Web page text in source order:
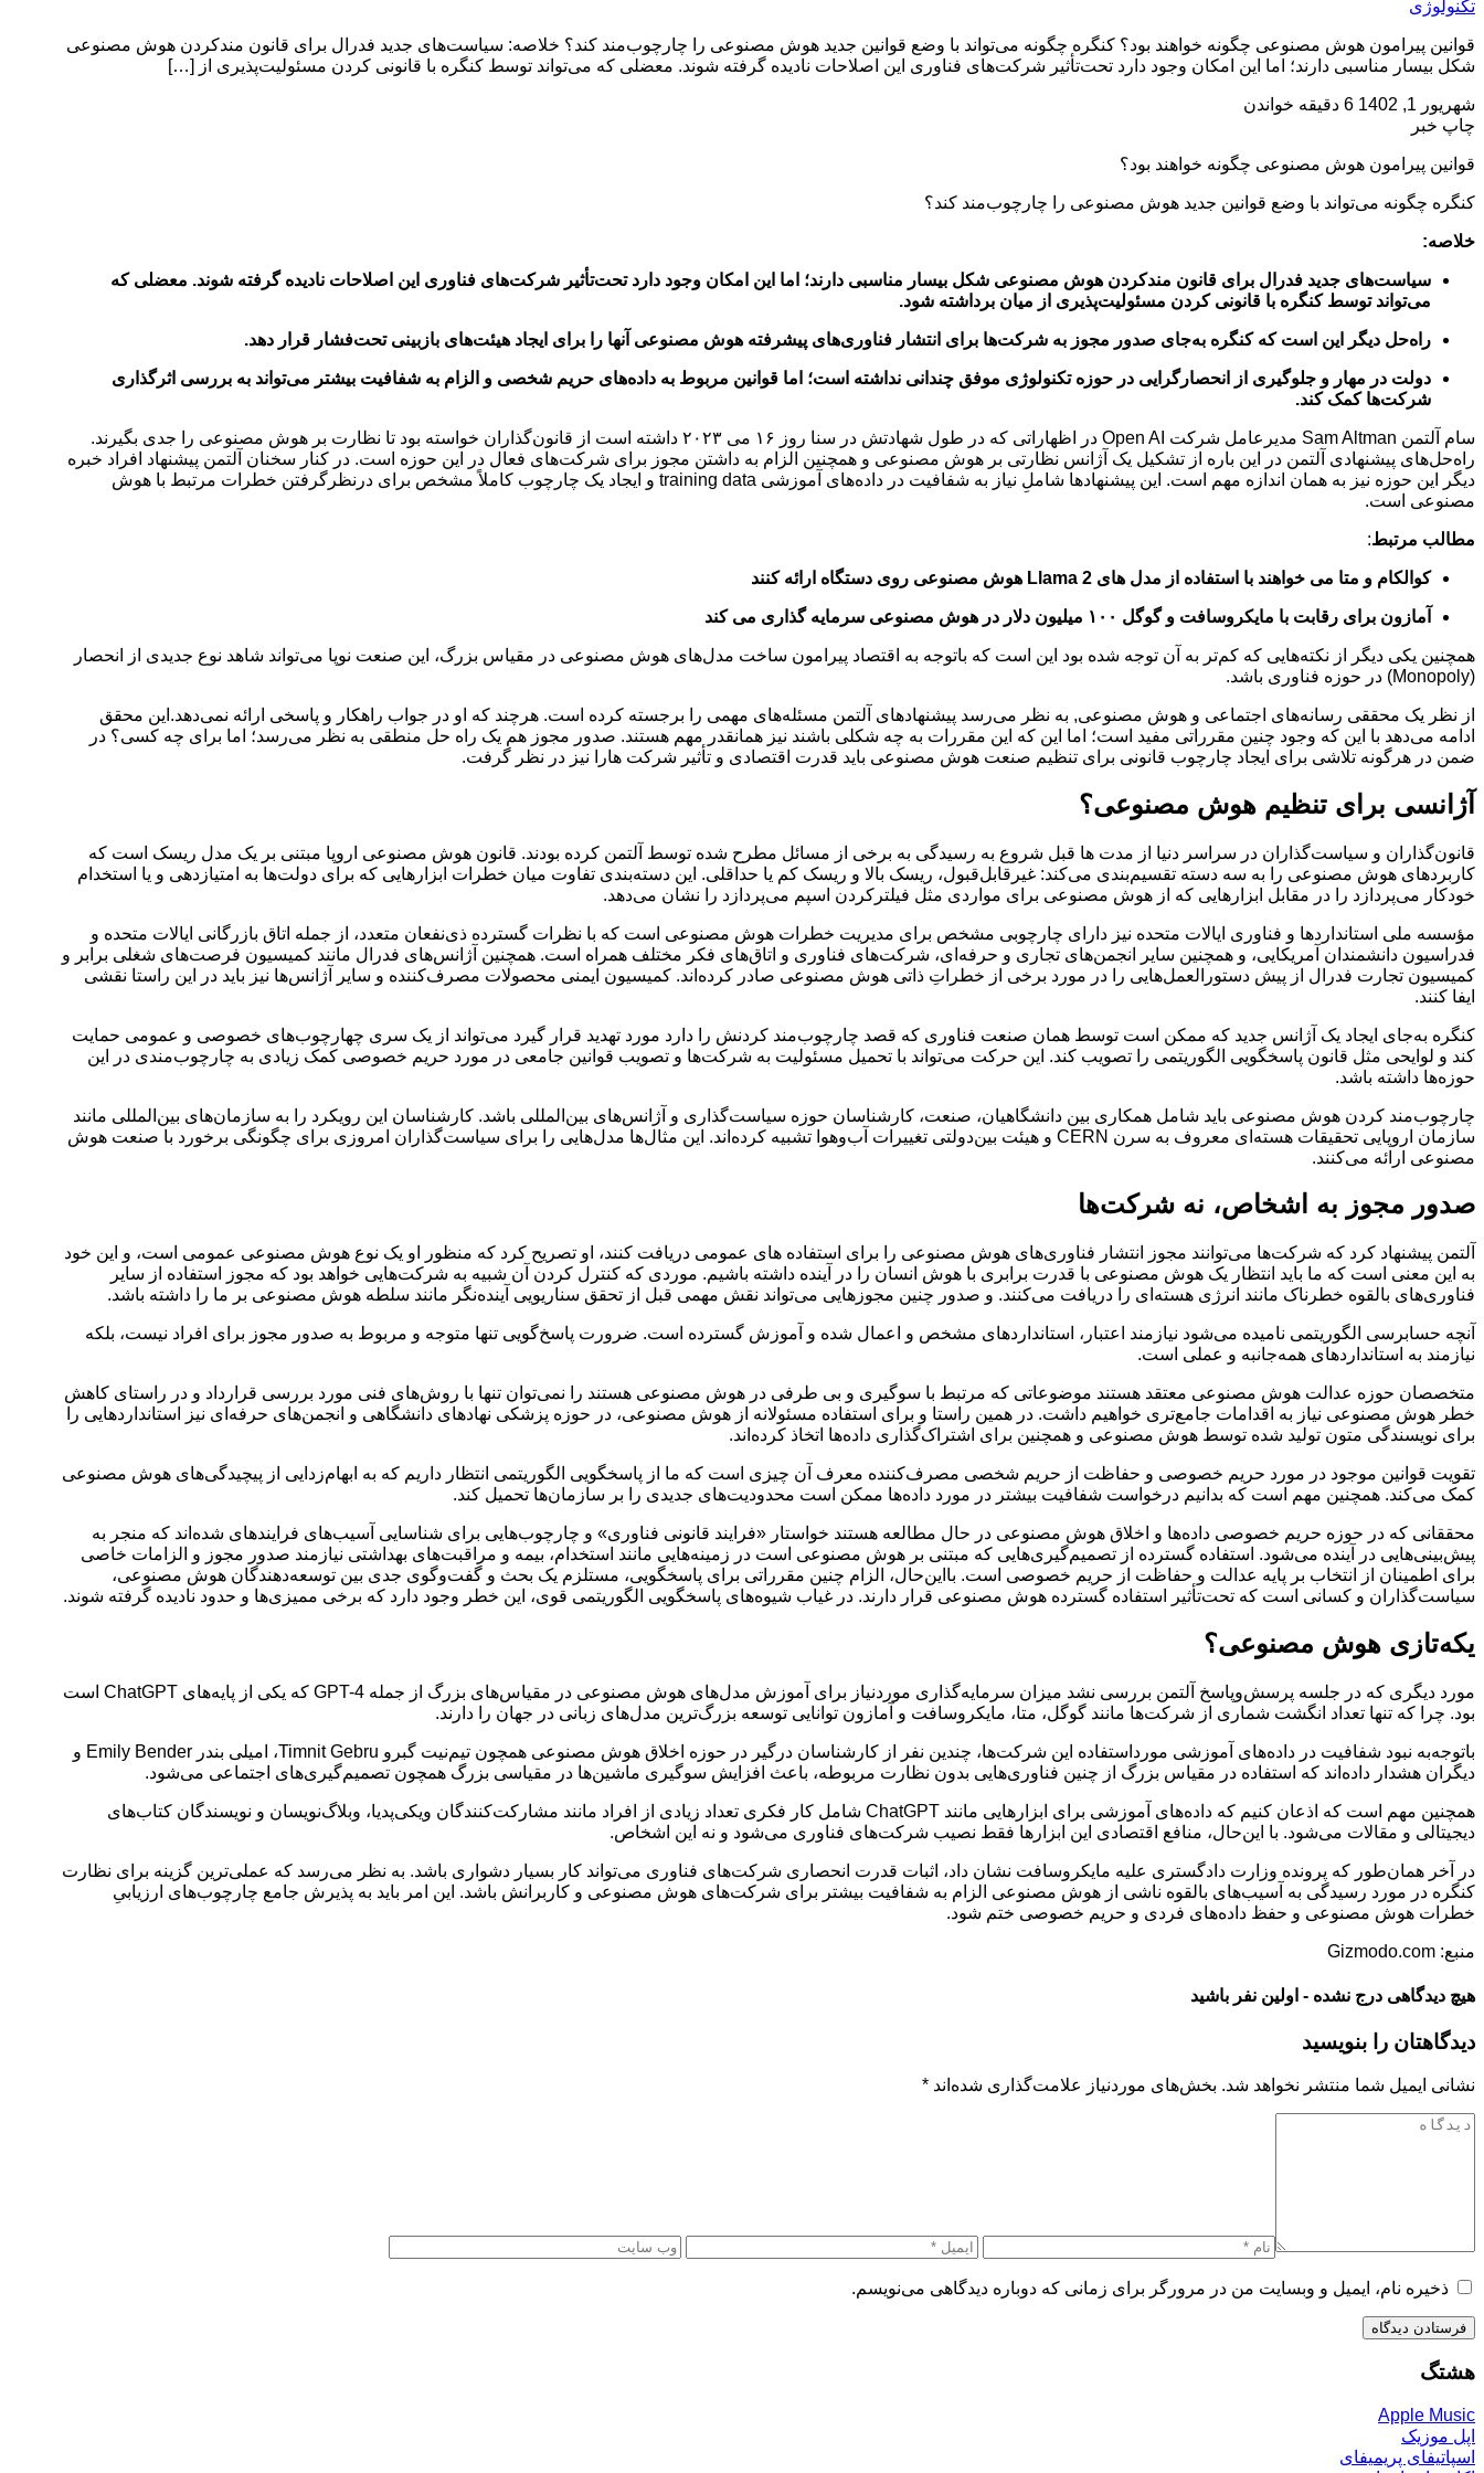
تکنولوژی
قوانین پیرامون هوش مصنوعی چگونه خواهند بود؟ کنگره چگونه می‌تواند با وضع قوانین جدید هوش مصنوعی را چارچوب‌مند کند؟ خلاصه: سیاست‌های جدید فدرال برای قانون مندکردن هوش مصنوعی
شکل بیسار مناسبی دارند؛ اما این امکان وجود دارد تحت‌تأثیر شرکت‌های فناوری این اصلاحات نادیده گرفته شوند. معضلی که می‌تواند توسط کنگره با قانونی کردن مسئولیت‌پذیری از […]
شهریور 1, 1402
6 دقیقه خواندن
چاپ خبر
قوانین پیرامون هوش مصنوعی چگونه خواهند بود؟
کنگره چگونه می‌تواند با وضع قوانین جدید هوش مصنوعی را چارچوب‌مند کند؟
خلاصه:
سیاست‌های جدید فدرال برای قانون مندکردن هوش مصنوعی شکل بیسار مناسبی دارند؛ اما این امکان وجود دارد تحت‌تأثیر شرکت‌های فناوری این اصلاحات نادیده گرفته شوند. معضلی که
می‌تواند توسط کنگره با قانونی کردن مسئولیت‌پذیری از میان برداشته شود.
راه‌حل دیگر این است که کنگره به‌جای صدور مجوز به شرکت‌ها برای انتشار فناوری‌های پیشرفته هوش مصنوعی آنها را برای ایجاد هیئت‌های بازبینی تحت‌فشار قرار دهد.
دولت در مهار و جلوگیری از انحصارگرایی در حوزه تکنولوژی موفق چندانی نداشته است؛ اما قوانین مربوط به داده‌های حریم شخصی و الزام به شفافیت بیشتر می‌تواند به بررسی اثرگذاری
شرکت‌ها کمک کند.
سام آلتمن Sam Altman مدیرعامل شرکت Open AI در اظهاراتی که در طول شهادتش در سنا روز ۱۶ می ۲۰۲۳ داشته است از قانون‌گذاران خواسته بود تا نظارت بر هوش مصنوعی را جدی بگیرند.
راه‌حل‌های پیشنهادی آلتمن در این باره از تشکیل یک آژانس نظارتی بر هوش مصنوعی و همچنین الزام به داشتن مجوز برای شرکت‌های فعال در این حوزه است. در کنار سخنان آلتمن پیشنهاد افراد خبره
دیگر این حوزه نیز به همان اندازه مهم است. این پیشنهادها شاملِ نیاز به شفافیت در داده‌های آموزشی training data و ایجاد یک چارچوب کاملاً مشخص برای درنظرگرفتن خطرات مرتبط با هوش
مصنوعی است.
مطالب مرتبط:
کوالکام و متا می خواهند با استفاده از مدل های Llama 2 هوش مصنوعی روی دستگاه ارائه کنند
آمازون برای رقابت با مایکروسافت و گوگل ۱۰۰ میلیون دلار در هوش مصنوعی سرمایه گذاری می کند
همچنین یکی دیگر از نکته‌هایی که کم‌تر به آن توجه شده بود این است که باتوجه‌ به اقتصاد پیرامون ساخت مدل‌های هوش مصنوعی در مقیاس بزرگ، این صنعت نوپا می‌تواند شاهد نوع جدیدی از انحصار
(Monopoly) در حوزه فناوری باشد.
از نظر یک محققی رسانه‌های اجتماعی و هوش مصنوعی, به نظر می‌رسد پیشنهادهای آلتمن مسئله‌های مهمی را برجسته کرده است. هرچند که او در جواب راهکار و پاسخی ارائه نمی‌دهد.این محقق
ادامه می‌دهد با این که وجود چنین مقرراتی مفید است؛ اما این که این مقررات به چه شکلی باشند نیز همانقدر مهم هستند. صدور مجوز هم یک راه حل منطقی به نظر می‌رسد؛ اما برای چه کسی؟ در
ضمن در هرگونه تلاشی برای ایجاد چارچوب قانونی برای تنظیم صنعت هوش مصنوعی باید قدرت اقتصادی و تأثیر شرکت هارا نیز در نظر گرفت.
آژانسی برای تنظیم هوش مصنوعی؟
قانون‌گذاران و سیاست‌گذاران در سراسر دنیا از مدت ها قبل شروع به رسیدگی به برخی از مسائل مطرح شده توسط آلتمن کرده بودند. قانون هوش مصنوعی اروپا مبتنی بر یک مدل ریسک است که
کاربردهای هوش مصنوعی را به سه دسته تقسیم‌بندی می‌کند: غیرقابل‌قبول، ریسک بالا و ریسک کم یا حداقلی. این دسته‌بندی تفاوت میان خطرات ابزارهایی که برای دولت‌ها به امتیازدهی و یا استخدام
خودکار می‌پردازد را در مقابل ابزارهایی که از هوش مصنوعی برای مواردی مثل فیلترکردن اسپم می‌پردازد را نشان می‌دهد.
مؤسسه ملی استانداردها و فناوری ایالات متحده نیز دارای چارچوبی مشخص برای مدیریت خطرات هوش مصنوعی است که با نظرات گسترده ذی‌نفعان متعدد، از جمله اتاق بازرگانی ایالات متحده و
فدراسیون دانشمندان آمریکایی، و همچنین سایر انجمن‌های تجاری و حرفه‌ای، شرکت‌های فناوری و اتاق‌های فکر مختلف همراه است. همچنین آژانس‌های فدرال مانند کمیسیون فرصت‌های شغلی برابر و
کمیسیون تجارت فدرال از پیش دستورالعمل‌هایی را در مورد برخی از خطراتِ ذاتی هوش مصنوعی صادر کرده‌اند. کمیسیون ایمنی محصولات مصرف‌کننده و سایر آژانس‌ها نیز باید در این راستا نقشی
ایفا کنند.
کنگره به‌جای ایجاد یک آژانس جدید که ممکن است توسط همان صنعت فناوری که قصد چارچوب‌مند کردنش را دارد مورد تهدید قرار گیرد می‌تواند از یک سری چهارچوب‌های خصوصی و عمومی حمایت
کند و لوایحی مثل قانون پاسخگویی الگوریتمی را تصویب کند. این حرکت می‌تواند با تحمیل مسئولیت به شرکت‌ها و تصویب قوانین جامعی در مورد حریم خصوصی کمک زیادی به چارچوب‌مندی در این
حوزه‌ها داشته باشد.
چارچوب‌مند کردن هوش مصنوعی باید شامل همکاری بین دانشگاهیان، صنعت، کارشناسان حوزه سیاست‌گذاری و آژانس‌های بین‌المللی باشد. کارشناسان این رویکرد را به سازمان‌های بین‌المللی مانند
سازمان اروپایی تحقیقات هسته‌ای معروف به سرن CERN و هیئت بین‌دولتی تغییرات آب‌وهوا تشبیه کرده‌اند. این مثال‌ها مدل‌هایی را برای سیاست‌گذاران امروزی برای چگونگی برخورد با صنعت هوش
مصنوعی ارائه می‌کنند.
صدور مجوز به اشخاص، نه شرکت‌ها
آلتمن پیشنهاد کرد که شرکت‌ها می‌توانند مجوز انتشار فناوری‌های هوش مصنوعی را برای استفاده های عمومی دریافت کنند، او تصریح کرد که منظور او یک نوع هوش مصنوعی عمومی است، و این خود
به این معنی است که ما باید انتظار یک هوش مصنوعی با قدرت برابری با هوش انسان را در آینده داشته باشیم. موردی که کنترل کردن آن شبیه به شرکت‌هایی خواهد بود که مجوز استفاده از سایر
فناوری‌های بالقوه خطرناک مانند انرژی هسته‌ای را دریافت می‌کنند. و صدور چنین مجوزهایی می‌تواند نقش مهمی قبل از تحقق سناریویی آینده‌نگر مانند سلطه هوش مصنوعی بر ما را داشته باشد.
آنچه حسابرسی الگوریتمی نامیده می‌شود نیازمند اعتبار، استانداردهای مشخص و اعمال شده و آموزش گسترده است. ضرورت پاسخ‌گویی تنها متوجه و مربوط به صدور مجوز برای افراد نیست، بلکه
نیازمند به استانداردهای همه‌جانبه و عملی است.
متخصصان حوزه عدالت هوش مصنوعی معتقد هستند موضوعاتی که مرتبط با سوگیری و بی طرفی در هوش مصنوعی هستند را نمی‌توان تنها با روش‌های فنی مورد بررسی قرارداد و در راستای کاهش
خطر هوش مصنوعی نیاز به اقدامات جامع‌تری خواهیم داشت. در همین راستا و برای استفاده مسئولانه از هوش مصنوعی، در حوزه پزشکی نهادهای دانشگاهی و انجمن‌های حرفه‌ای نیز استانداردهایی را
برای نویسندگی متون تولید شده توسط هوش مصنوعی و همچنین برای اشتراک‌گذاری داده‌ها اتخاذ کرده‌اند.
تقویت قوانین موجود در مورد حریم خصوصی و حفاظت از حریم شخصی مصرف‌کننده معرف آن چیزی است که ما از پاسخگویی الگوریتمی انتظار داریم که به ابهام‌زدایی از پیچیدگی‌های هوش مصنوعی
کمک می‌کند. همچنین مهم است که بدانیم درخواست شفافیت بیشتر در مورد داده‌ها ممکن است محدودیت‌های جدیدی را بر سازمان‌ها تحمیل کند.
محققانی که در حوزه حریم خصوصی داده‌ها و اخلاق هوش مصنوعی در حال مطالعه هستند خواستار «فرایند قانونی فناوری» و چارچوب‌هایی برای شناسایی آسیب‌های فرایندهای شده‌اند که منجر به
پیش‌بینی‌هایی در آینده می‌شود. استفاده گسترده از تصمیم‌گیری‌هایی که مبتنی بر هوش مصنوعی است در زمینه‌هایی مانند استخدام، بیمه و مراقبت‌های بهداشتی نیازمند صدور مجوز و الزامات خاصی
برای اطمینان از انتخاب بر پایه عدالت و حفاظت از حریم خصوصی است. بااین‌حال، الزام چنین مقرراتی برای پاسخگویی، مستلزم یک بحث و گفت‌وگوی جدی بین توسعه‌دهندگان هوش مصنوعی،
سیاست‌گذاران و کسانی است که تحت‌تأثیر استفاده گسترده هوش مصنوعی قرار دارند. در غیاب شیوه‌های پاسخگویی الگوریتمی قوی، این خطر وجود دارد که برخی ممیزی‌ها و حدود نادیده گرفته شوند.
یکه‌تازی هوش مصنوعی؟
مورد دیگری که در جلسه پرسش‌وپاسخ آلتمن بررسی نشد میزان سرمایه‌گذاری موردنیاز برای آموزش مدل‌های هوش مصنوعی در مقیاس‌های بزرگ از جمله GPT-4 که یکی از پایه‌های ChatGPT است
بود. چرا که تنها تعداد انگشت شماری از شرکت‌ها مانند گوگل، متا، مایکروسافت و آمازون توانایی توسعه بزرگ‌ترین مدل‌های زبانی در جهان را دارند.
باتوجه‌به نبود شفافیت در داده‌های آموزشی مورداستفاده این شرکت‌ها، چندین نفر از کارشناسان درگیر در حوزه اخلاق هوش مصنوعی همچون تیم‌نیت گبرو Timnit Gebru، امیلی بندر Emily Bender و
دیگران هشدار داده‌اند که استفاده در مقیاس بزرگ از چنین فناوری‌هایی بدون نظارت مربوطه، باعث افزایش سوگیری ماشین‌ها در مقیاسی بزرگ همچون تصمیم‌گیری‌های اجتماعی می‌شود.
همچنین مهم است که اذعان کنیم که داده‌های آموزشی برای ابزارهایی مانند ChatGPT شامل کار فکری تعداد زیادی از افراد مانند مشارکت‌کنندگان ویکی‌پدیا، وبلاگ‌نویسان و نویسندگان کتاب‌های
دیجیتالی و مقالات می‌شود. با این‌حال، منافع اقتصادی این ابزارها فقط نصیب شرکت‌های فناوری می‌شود و نه این اشخاص.
در آخر همان‌طور که پرونده وزارت دادگستری علیه مایکروسافت نشان داد، اثبات قدرت انحصاری شرکت‌های فناوری می‌تواند کار بسیار دشواری باشد. به نظر می‌رسد که عملی‌ترین گزینه برای نظارت
کنگره در مورد رسیدگی به آسیب‌های بالقوه ناشی از هوش مصنوعی الزام به شفافیت بیشتر برای شرکت‌های هوش مصنوعی و کاربرانش باشد. این امر باید به پذیرش جامع چارچوب‌های ارزیابیِ
خطرات هوش مصنوعی و حفظ داده‌های فردی و حریم خصوصی ختم شود.
منبع: Gizmodo.com
هیچ دیدگاهی درج نشده - اولین نفر باشید
دیدگاهتان را بنویسید
نشانی ایمیل شما منتشر نخواهد شد. بخش‌های موردنیاز علامت‌گذاری شده‌اند *
ذخیره نام، ایمیل و وبسایت من در مرورگر برای زمانی که دوباره دیدگاهی می‌نویسم.
هشتگ
Apple Music
اپل موزیک
اسپاتیفای پریمیفای